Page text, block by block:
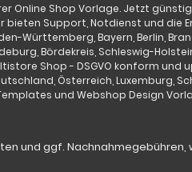
Online Shop Vorlage. Jetzt
Support, Notdienst und
Württemberg, Bayern, Berlin,
Bördekreis, Schleswig-
Shop - DSGVO konform
Österreich, Luxemburg,
und Webshop Design
und ggf.